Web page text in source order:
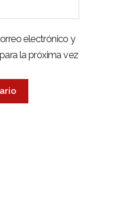
electrónico y
la próxima vez